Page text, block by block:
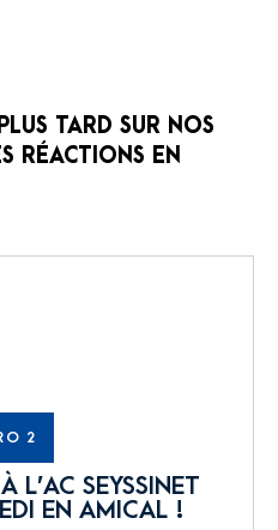
TARD SUR NOS
RÉACTIONS EN
2
L’AC SEYSSINET
EN AMICAL !